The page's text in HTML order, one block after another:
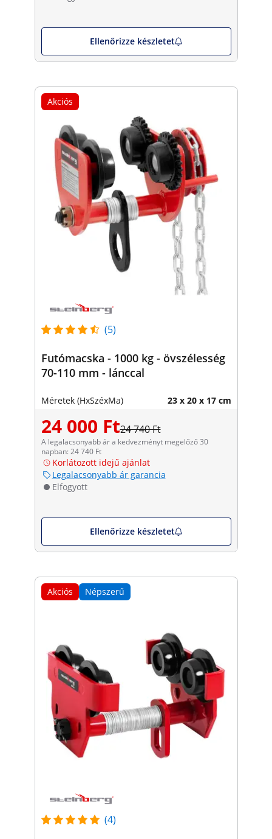
Ellenőrizze készletet
Akciós
(5)
Futómacska - 1000 kg - övszélesség
70-110 mm - lánccal
Méretek (HxSzéxMa) 23 x 20 x 17 cm
24 000 Ft24 740 Ft
A legalacsonyabb ár a kedvezményt megelőző 30
napban: 24 740 Ft
Korlátozott idejű ajánlat
Legalacsonyabb ár garancia
Elfogyott
Ellenőrizze készletet
Akciós Népszerű
(4)